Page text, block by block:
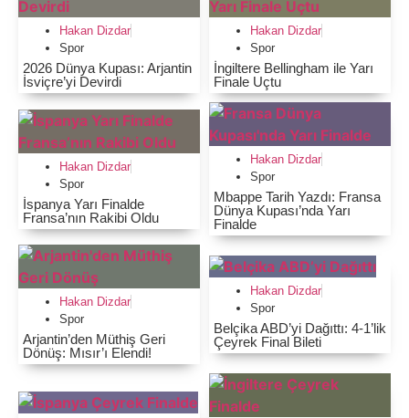
Hakan Dizdar
Spor
2026 Dünya Kupası: Arjantin
İsviçre’yi Devirdi
Hakan Dizdar
Spor
İngiltere Bellingham ile Yarı
Finale Uçtu
Hakan Dizdar
Spor
İspanya Yarı Finalde
Fransa’nın Rakibi Oldu
Hakan Dizdar
Spor
Mbappe Tarih Yazdı: Fransa
Dünya Kupası’nda Yarı
Finalde
Hakan Dizdar
Spor
Arjantin’den Müthiş Geri
Dönüş: Mısır’ı Elendi!
Hakan Dizdar
Spor
Belçika ABD’yi Dağıttı: 4-1’lik
Çeyrek Final Bileti